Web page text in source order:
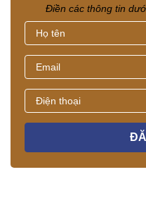
Điền các thông tin